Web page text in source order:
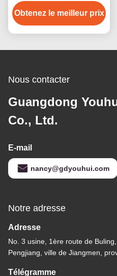
Obtenez le meilleur prix
Nous contacter
Guangdong
Co., Ltd.
E-mail
nancy@gdyouhui.com
Notre adresse
Adresse
No. 3 usine, 1ère route de
Pengjiang, ville de Jiangmen,
Télégramme